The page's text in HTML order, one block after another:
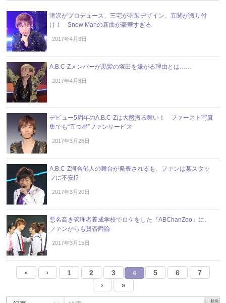
滝沢がプロデュース、三宅が衣装デザイン、五関が振り付
け！ Snow Manの新曲が豪華すぎる
2017年4月8日
A.B.C-Zメンバーが黒髪の塚田を嫌がる理由とは……
2017年4月8日
デビュー5周年のA.B.C-Zは大盤振る舞い！ ファースト写真
集でも“五つ星”ファンサービス
2017年3月26日
A.B.C-Z河合郁人の舞台が発表されるも、ファンは某スタッ
フに不安!?
2017年3月20日
悪名高き管理者養成学校でロケをした『ABChanZoo』に、
ファンからも賛否両論
2017年3月15日
« ‹ 1 2 3 4 5 6
7
›
»